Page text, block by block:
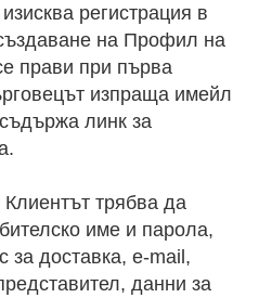
регистрация в
на Профил на
прави при първа
изпраща имейл
линк за
трябва да
име и парола,
за доставка, e-mail,
данни за